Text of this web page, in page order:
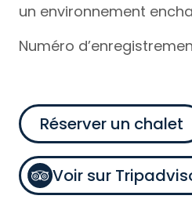
un environnement
Numéro
Réserver un chalet
Voir sur